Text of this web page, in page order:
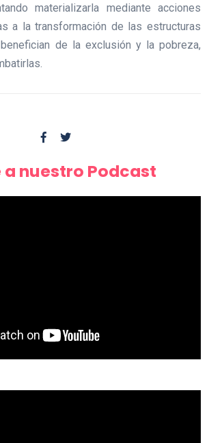
materializarla mediante acciones
a la transformación de las estructuras
de la exclusión y la pobreza,
nuestro Podcast